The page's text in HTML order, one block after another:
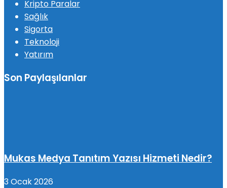
Kripto Paralar
Sağlık
Sigorta
Teknoloji
Yatırım
Son Paylaşılanlar
Mukas Medya Tanıtım Yazısı Hizmeti Nedir?
3 Ocak 2026